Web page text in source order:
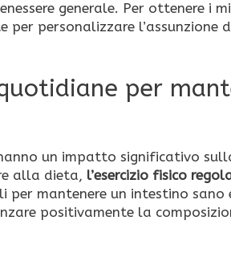
generale. Per ottenere i
personalizzare l’assunzione
per
un impatto significativo
alla dieta, l’esercizio fisico
per mantenere un intestino sano
positivamente la